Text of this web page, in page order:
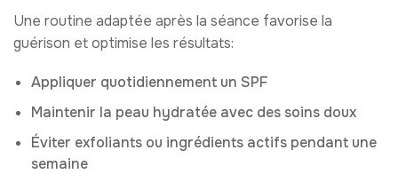
Une routine adaptée après la séance favorise la
guérison et optimise les résultats:
Appliquer quotidiennement un SPF
Maintenir la peau hydratée avec des soins doux
Éviter exfoliants ou ingrédients actifs pendant une
semaine